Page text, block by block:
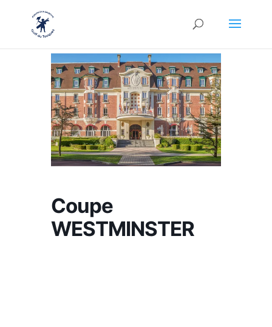
Coupe
WESTMINSTER